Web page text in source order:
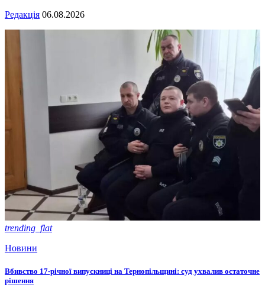
Редакція 06.08.2026
trending_flat
Новини
Вбивство 17-річної випускниці на Тернопільщині: суд ухвалив остаточне
рішення